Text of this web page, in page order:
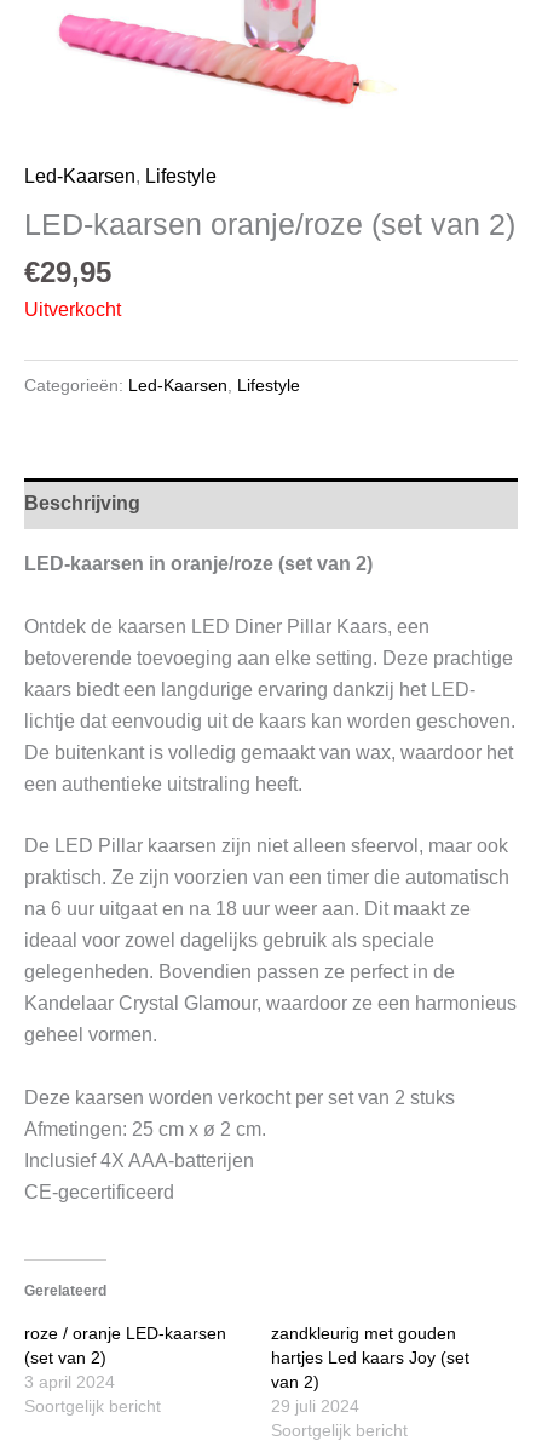
Led-Kaarsen, Lifestyle
LED-kaarsen oranje/roze (set van 2)
€29,95
Uitverkocht
Categorieën: Led-Kaarsen, Lifestyle
Beschrijving
LED-kaarsen in oranje/roze (set van 2)
Ontdek de kaarsen LED Diner Pillar Kaars, een
betoverende toevoeging aan elke setting. Deze prachtige
kaars biedt een langdurige ervaring dankzij het LED-
lichtje dat eenvoudig uit de kaars kan worden geschoven.
De buitenkant is volledig gemaakt van wax, waardoor het
een authentieke uitstraling heeft.
De LED Pillar kaarsen zijn niet alleen sfeervol, maar ook
praktisch. Ze zijn voorzien van een timer die automatisch
na 6 uur uitgaat en na 18 uur weer aan. Dit maakt ze
ideaal voor zowel dagelijks gebruik als speciale
gelegenheden. Bovendien passen ze perfect in de
Kandelaar Crystal Glamour, waardoor ze een harmonieus
geheel vormen.
Deze kaarsen worden verkocht per set van 2 stuks
Afmetingen: 25 cm x ø 2 cm.
Inclusief 4X AAA-batterijen
CE-gecertificeerd
Gerelateerd
roze / oranje LED-kaarsen
(set van 2)
3 april 2024
Soortgelijk bericht
zandkleurig met gouden
hartjes Led kaars Joy (set
van 2)
29 juli 2024
Soortgelijk bericht